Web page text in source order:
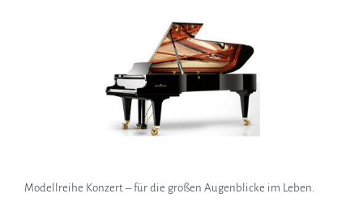
Modellreihe Konzert – für die großen Augenblicke im Leben.